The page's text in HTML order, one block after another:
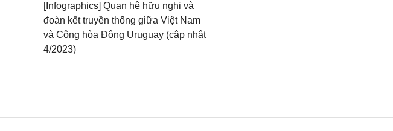
[Infographics] Quan hệ hữu nghị và
đoàn kết truyền thống giữa Việt Nam
và Cộng hòa Đông Uruguay (cập nhật
4/2023)